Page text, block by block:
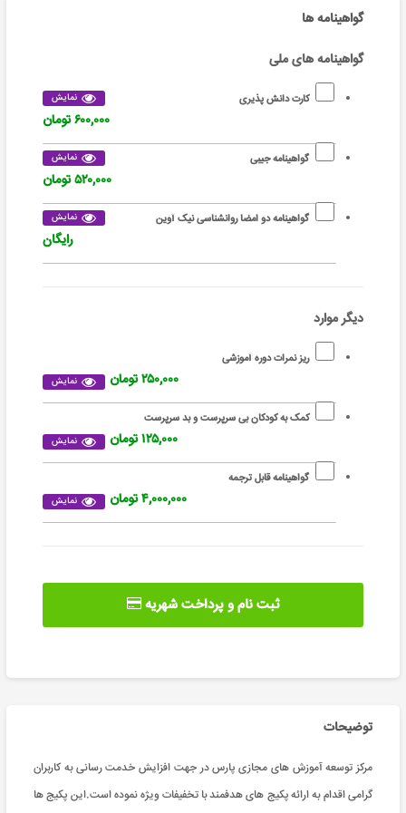
گواهینامه ها
گواهینامه های ملی
کارت دانش پذیری نمایش
۶۰۰,۰۰۰ تومان
گواهینامه جیبی نمایش
۵۲۰,۰۰۰ تومان
گواهینامه دو امضا روانشناسی نیک آوین نمایش
رایگان
دیگر موارد
ریز نمرات دوره آموزشی
نمایش ۲۵۰,۰۰۰ تومان
کمک به کودکان بی سرپرست و بد سرپرست
نمایش ۱۲۵,۰۰۰ تومان
گواهینامه قابل ترجمه
نمایش ۴,۰۰۰,۰۰۰ تومان
ثبت نام و پرداخت شهریه
توضیحات
مرکز توسعه آموزش های مجازی پارس در جهت افزایش خدمت رسانی به کاربران
گرامی اقدام به ارائه پکیج های هدفمند با تخفیفات ویژه نموده است.این پکیج ها